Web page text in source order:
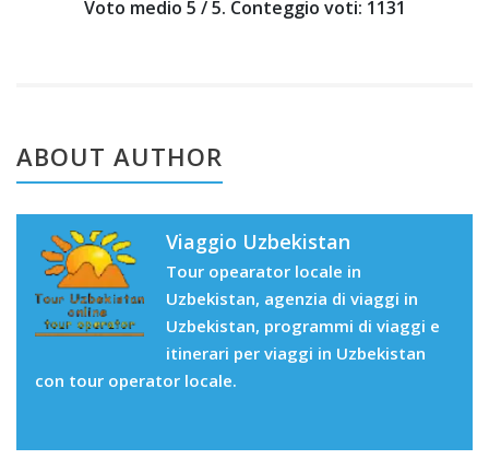
Voto medio 5 / 5. Conteggio voti: 1131
ABOUT AUTHOR
Viaggio Uzbekistan
Tour opearator locale in
Uzbekistan, agenzia di viaggi in
Uzbekistan, programmi di viaggi e
itinerari per viaggi in Uzbekistan
con tour operator locale.